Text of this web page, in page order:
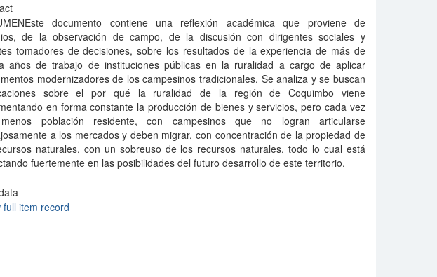
documento contiene una reflexión académica que proviene de
de la observación de campo, de la discusión con dirigentes sociales y
tomadores de decisiones, sobre los resultados de la experiencia de más de
años de trabajo de instituciones públicas en la ruralidad a cargo de aplicar
modernizadores de los campesinos tradicionales. Se analiza y se buscan
sobre el por qué la ruralidad de la región de Coquimbo viene
en forma constante la producción de bienes y servicios, pero cada vez
población residente, con campesinos que no logran articularse
a los mercados y deben migrar, con concentración de la propiedad de
naturales, con un sobreuso de los recursos naturales, todo lo cual está
fuertemente en las posibilidades del futuro desarrollo de este territorio.
full item record